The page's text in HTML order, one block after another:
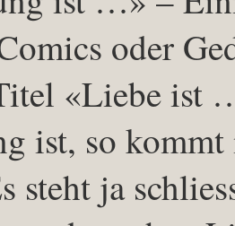
oder
«Liebe ist
ist, so
steht ja